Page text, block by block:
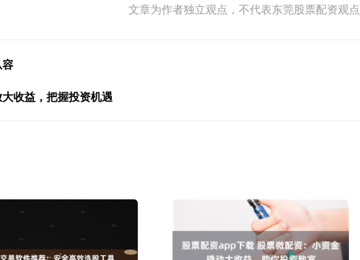
文章为作者独立观点，不代表东莞股票配资观点
收益，把握投资机遇